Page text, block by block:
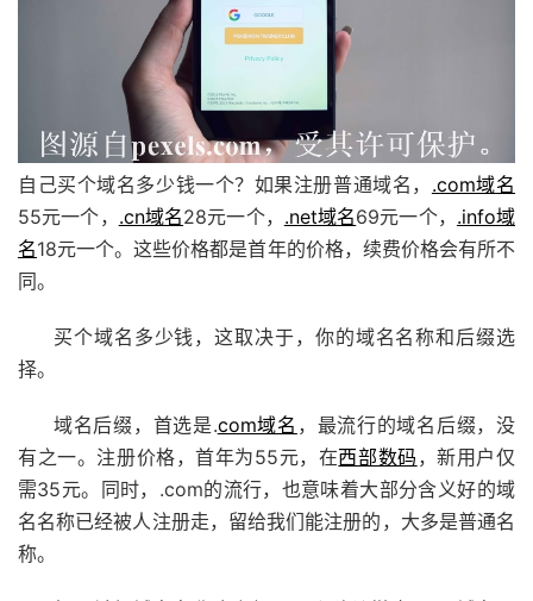
自己买个域名多少钱一个？如果注册普通域名， .com域名
55元一个， .cn域名28元一个， .net域名69元一个， .info域
名18元一个。这些价格都是首年的价格，续费价格会有所不
同。
买个域名多少钱，这取决于，你的域名名称和后缀选
择。
域名后缀，首选是.com域名 ，最流行的域名后缀，没
有之一。注册价格，首年为55元，在西部数码 ，新用户仅
需35元。同时，.com的流行，也意味着大部分含义好的域
名名称已经被人注册走，留给我们能注册的，大多是普通名
称。